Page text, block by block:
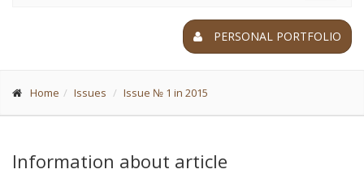
PERSONAL PORTFOLIO
Home Issues Issue № 1 in 2015
Information about article